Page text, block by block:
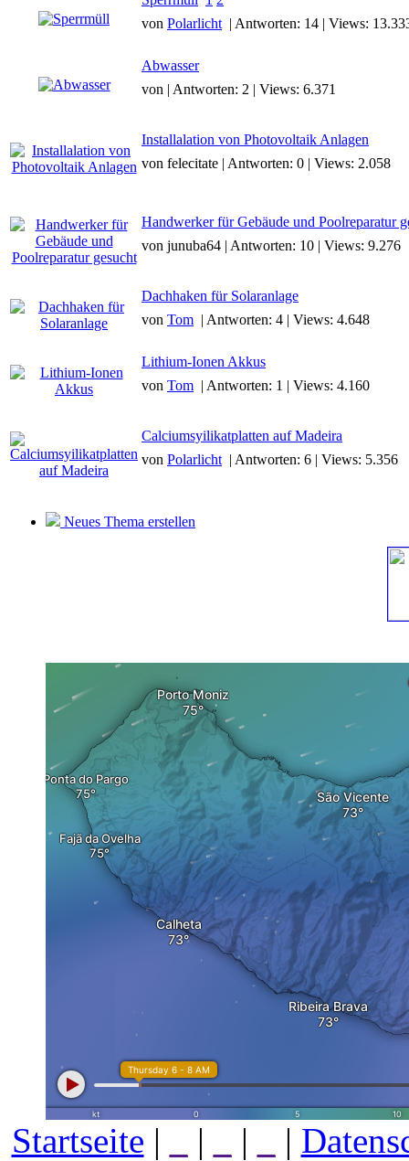
von Polarlicht | Antworten: 14 | Views:
Abwasser
von | Antworten: 2 | Views: 6.371
Installalation von Photovoltaik Anlagen
von felecitate | Antworten: 0 | Views: 2.058
Handwerker für Gebäude und Poolreparatur
von junuba64 | Antworten: 10 | Views: 9.276
Dachhaken für Solaranlage
von Tom | Antworten: 4 | Views: 4.648
Lithium-Ionen Akkus
von Tom | Antworten: 1 | Views: 4.160
Calciumsyilikatplatten auf Madeira
von Polarlicht | Antworten: 6 | Views: 5.356
Neues Thema erstellen
Startseite | | | |